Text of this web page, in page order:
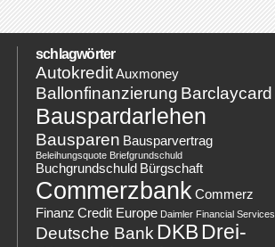
schlagwörter
AutokreditAuxmoney
Ballonfinanzierung Barclaycard
Bauspardarlehen
Bausparen Bausparvertrag
Beleihungsquote Briefgrundschuld
Buchgrundschuld Bürgschaft
Commerzbank Commerz
Finanz Credit Europe Daimler Financial Services
Deutsche Bank DKB Drei-